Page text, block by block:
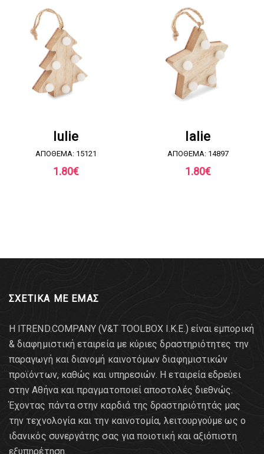
lulie
ΑΠΟΘΕΜΑ: 15121
1.80€
lalie
ΑΠΟΘΕΜΑ: 14897
1.80€
ΣΧΕΤΙΚΑ ΜΕ ΕΜΑΣ
Η ITREND.COMPANY (V&T TOOLBOX Ι.Κ.Ε.) είναι εμπορική
& διαφημιστική εταιρεία με κύριες δραστηριότητες την
παραγωγή και διανομή καινοτόμων διαφημιστικών
προϊόντων, καθώς και υπηρεσιών. Η εταιρεία εδρεύει
στην Αθήνα και πραγματοποιεί αποστολές διεθνώς.
Έχοντας πάντα στην καρδιά της δραστηριότητάς μας
την τεχνολογία και την καινοτομία, λειτουργούμε ως ο
ιδανικός συνεργάτης σας για ποιοτική και αξιόπιστη
εξυπηρέτηση.